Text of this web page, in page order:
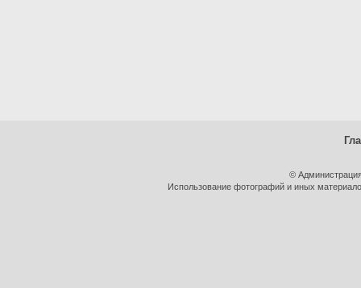
©
Использование фотографий и иных